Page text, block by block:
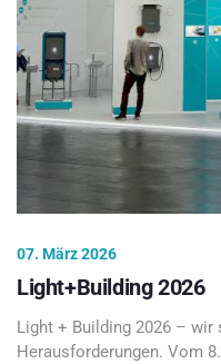
07. März 2026
Light+Building 2026
Light + Building 2026 – wir
Herausforderungen. Vom